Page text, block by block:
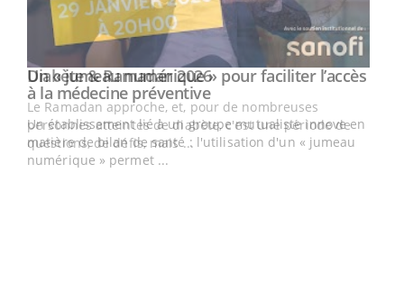
Youtube
Un « jumeau numérique » pour faciliter l’accès
à la médecine préventiveYoutube
Un établissement lié à un groupe mutualiste innove en
matière de bilan de santé : l'utilisation d'un « jumeau
numérique » permet ...